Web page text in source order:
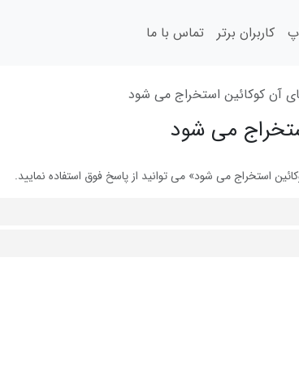
کاربران برتر تماس با ما
آن کوکائین استخراج می شود
می شود
استخراج می شود» می توانید از پاسخ فوق استفاده نمایید.